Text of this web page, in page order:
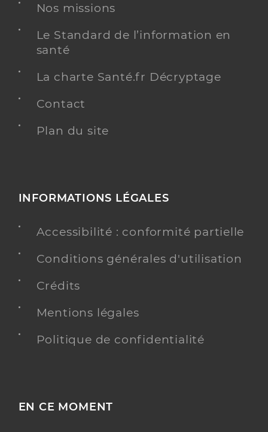
Nos missions
Le Standard de l’information en
santé
La charte Santé.fr Décryptage
Contact
Plan du site
INFORMATIONS LÉGALES
Accessibilité : conformité partielle
Conditions générales d'utilisation
Crédits
Mentions légales
Politique de confidentialité
EN CE MOMENT